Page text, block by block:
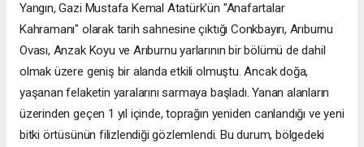
Yangın, Gazi Mustafa Kemal Atatürk'ün "Anafartalar
Kahramanı" olarak tarih sahnesine çıktığı Conkbayırı, Arıburnu
Ovası, Anzak Koyu ve Arıburnu yarlarının bir bölümü de dahil
olmak üzere geniş bir alanda etkili olmuştu. Ancak doğa,
yaşanan felaketin yaralarını sarmaya başladı. Yanan alanların
üzerinden geçen 1 yıl içinde, toprağın yeniden canlandığı ve yeni
bitki örtüsünün filizlendiği gözlemlendi. Bu durum, bölgedeki